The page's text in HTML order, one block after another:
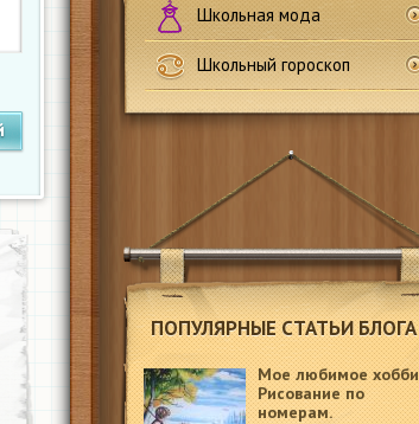
Школьная мода
Школьный гороскоп
ПОПУЛЯРНЫЕ СТАТЬИ БЛОГА
Мое любимое
Рисование по
номерам.